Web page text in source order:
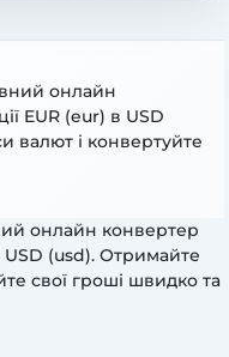
онлайн
EUR (eur) в USD
валют і конвертуйте
онлайн конвертер
USD (usd). Отримайте
свої гроші швидко та